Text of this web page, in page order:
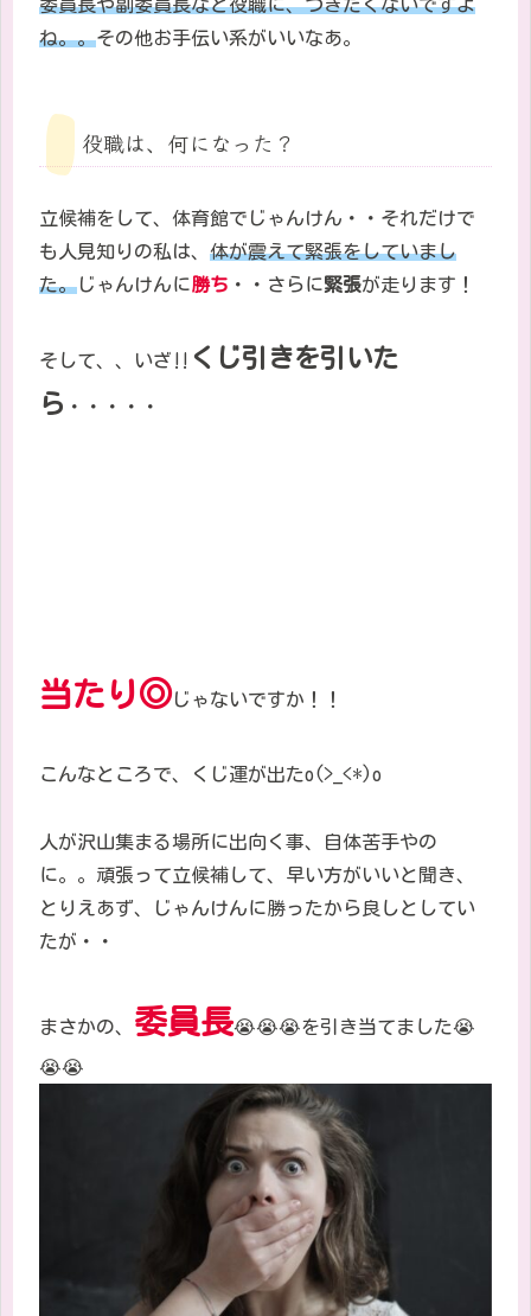
委員長や副委員長など役職に、つきたくないですよ
ね。。その他お手伝い系がいいなあ。
役職は、何になった？
立候補をして、体育館でじゃんけん・・それだけで
も人見知りの私は、 体が震えて緊張をしていまし
た。じゃんけんに勝ち ・・さらに緊張が走ります！
そして、、いざ‼
くじ引きを引いた
ら ・・・・・
当たり◎じゃないですか！！
こんなところで、くじ運が出たo(>_<*)o
人が沢山集まる場所に出向く事、自体苦手やの
に。。頑張って立候補して、早い方がいいと聞き、
とりえあず、じゃんけんに勝ったから良しとしてい
たが・・
まさかの、 委員長😭😭😭を引き当てました😭
😭😭